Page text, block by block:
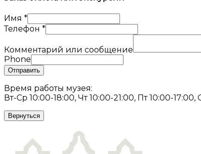
Имя *
Телефон *
Комментарий или сообщение
Phone
Отправить
Время работы музея:
Вт-Ср 10:00-18:00, Чт 10:00-21:00, Пт 10:00-17:00,
Вернуться